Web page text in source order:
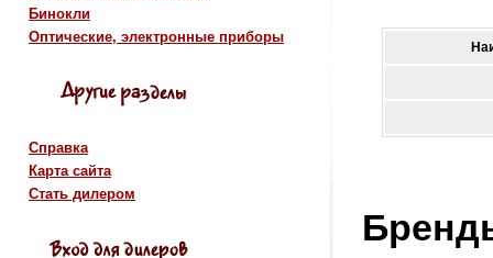
Бинокли
Оптические, электронные приборы
Справка
Карта сайта
Стать дилером